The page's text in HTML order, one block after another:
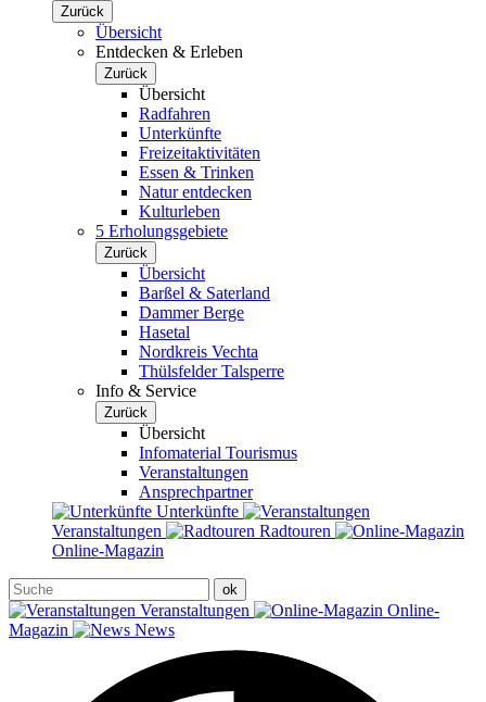
Zurück
Übersicht
Entdecken & Erleben
Zurück
Übersicht
Radfahren
Unterkünfte
Freizeitaktivitäten
Essen & Trinken
Natur entdecken
Kulturleben
5 Erholungsgebiete
Zurück
Übersicht
Barßel & Saterland
Dammer Berge
Hasetal
Nordkreis Vechta
Thülsfelder Talsperre
Info & Service
Zurück
Übersicht
Infomaterial Tourismus
Veranstaltungen
Ansprechpartner
Unterkünfte
Veranstaltungen
Radtouren
Online-Magazin
Veranstaltungen
Online-
Magazin
News